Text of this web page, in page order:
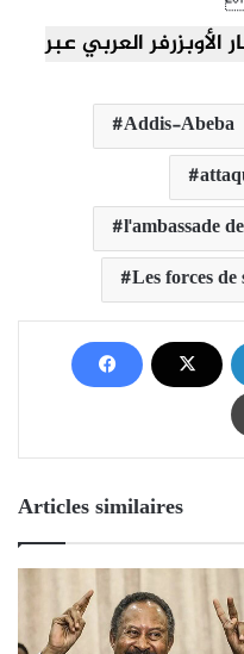
Addis-Abeba
l'ambassade
Les forces
Articles similaires